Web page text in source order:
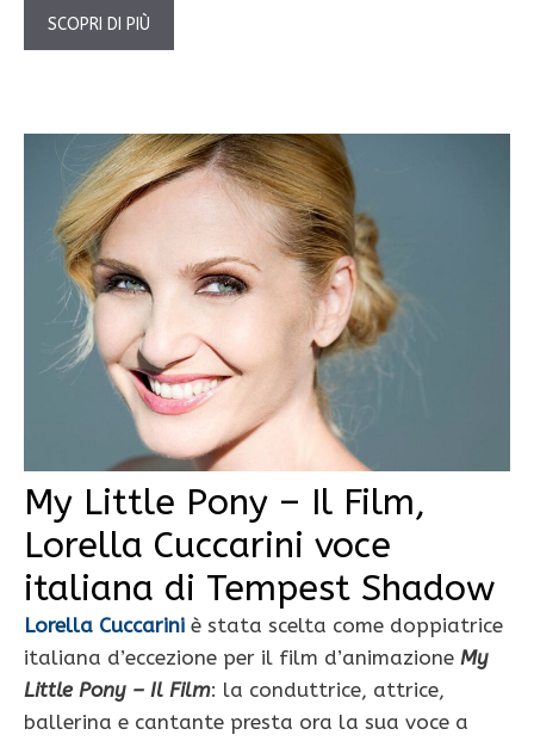
SCOPRI DI PIÙ
My Little Pony – Il Film,
Lorella Cuccarini voce
italiana di Tempest Shadow
Lorella Cuccarini è stata scelta come doppiatrice
italiana d’eccezione per il film d’animazione My
Little Pony – Il Film: la conduttrice, attrice,
ballerina e cantante presta ora la sua voce a